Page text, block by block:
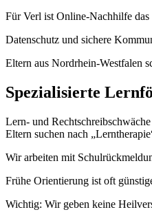
Für Verl ist Online-Nachhilfe
Datenschutz und sichere
Eltern aus Nordrhein-Westfalen
Spezialisierte
Lern- und
Eltern suchen nach
Wir arbeiten mit
Frühe Orientierung ist oft
Wichtig: Wir geben keine